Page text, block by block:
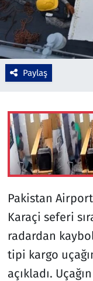
Paylaş
Pakistan
Karaçi seferi
radardan
tipi kargo
açıkladı.
Yerel